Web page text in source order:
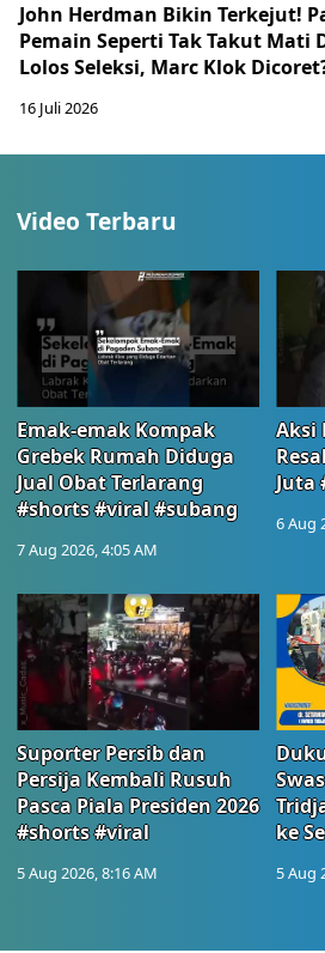
John Herdman Bikin Terkejut!
Pemain Seperti Tak Takut Mati
Lolos Seleksi, Marc Klok
16 Juli 2026
Video Terbaru
Emak-emak Kompak
Grebek Rumah Diduga
Jual Obat Terlarang
#shorts #viral #subang
7 Aug 2026, 4:05 AM
Aksi
Juta
6 Aug
Suporter Persib dan
Persija Kembali Rusuh
Pasca Piala Presiden 2026
#shorts #viral
5 Aug 2026, 8:16 AM
ke
5 Aug